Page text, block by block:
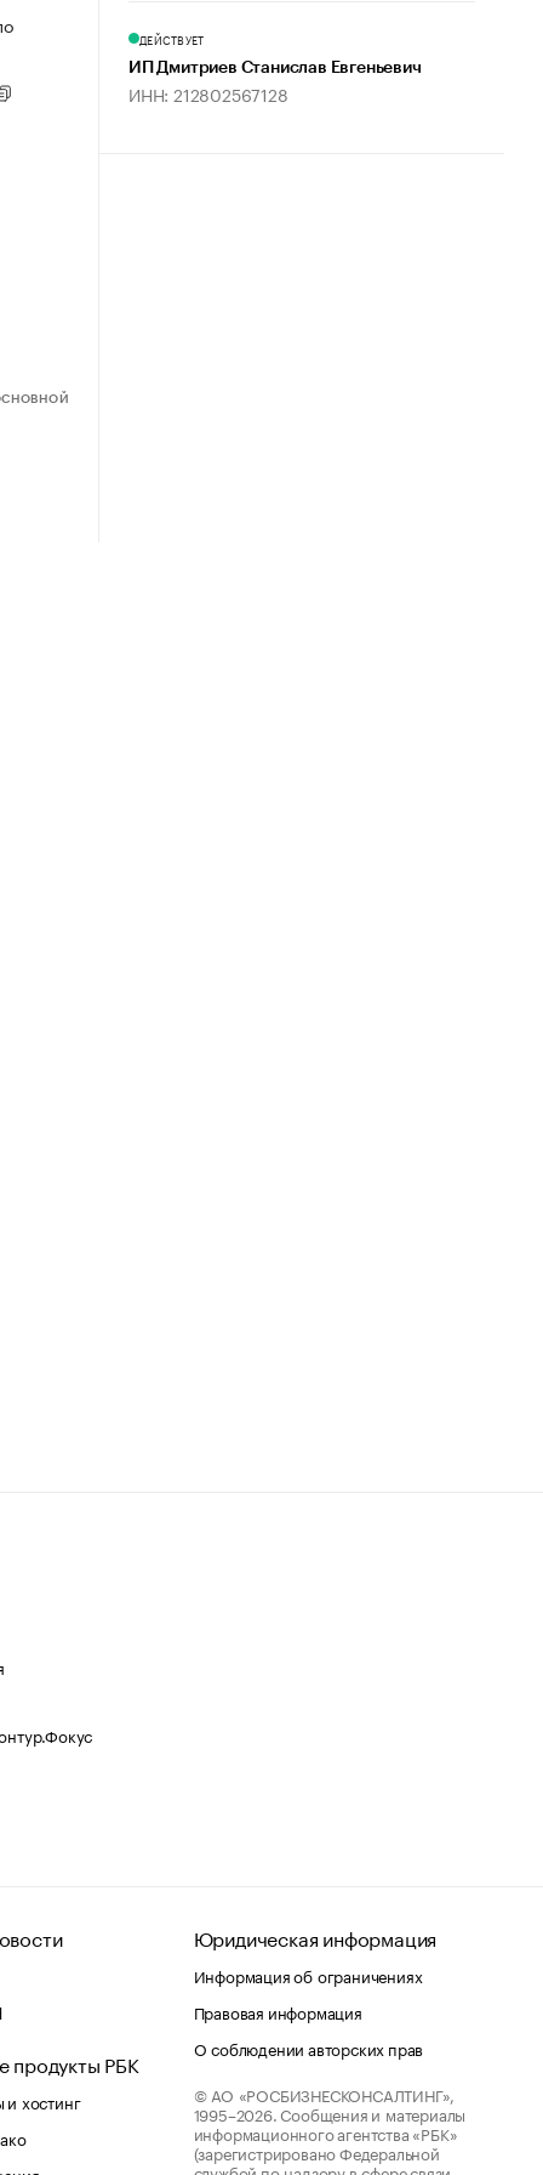
ДЕЙСТВУЕТ
ИП Дмитриев Станислав Евгеньевич
ИНН: 212802567128
продукты РБК
хостинг
Юридическая информация
Информация об ограничениях
Правовая информация
О соблюдении авторских прав
© АО «РОСБИЗНЕСКОНСАЛТИНГ»,
1995–2026. Сообщения и материалы
информационного агентства «РБК»
(зарегистрировано Федеральной